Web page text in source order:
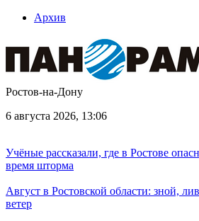
Архив
Ростов-на-Дону
6 августа 2026, 13:06
Учёные рассказали, где в Ростове
время шторма
Август в Ростовской области: зной,
ветер